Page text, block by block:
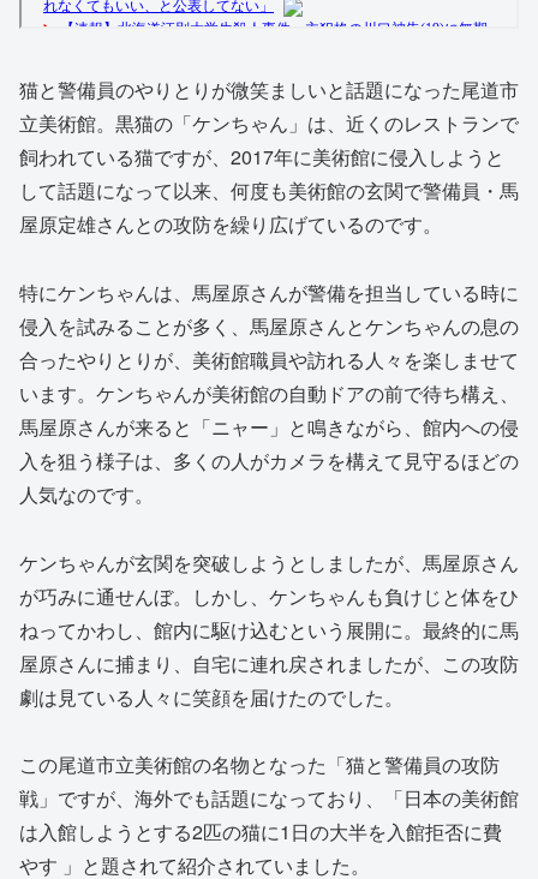
猫と警備員のやりとりが微笑ましいと話題になった尾道市
立美術館。黒猫の「ケンちゃん」は、近くのレストランで
飼われている猫ですが、2017年に美術館に侵入しようと
して話題になって以来、何度も美術館の玄関で警備員・馬
屋原定雄さんとの攻防を繰り広げているのです。
特にケンちゃんは、馬屋原さんが警備を担当している時に
侵入を試みることが多く、馬屋原さんとケンちゃんの息の
合ったやりとりが、美術館職員や訪れる人々を楽しませて
います。ケンちゃんが美術館の自動ドアの前で待ち構え、
馬屋原さんが来ると「ニャー」と鳴きながら、館内への侵
入を狙う様子は、多くの人がカメラを構えて見守るほどの
人気なのです。
ケンちゃんが玄関を突破しようとしましたが、馬屋原さん
が巧みに通せんぼ。しかし、ケンちゃんも負けじと体をひ
ねってかわし、館内に駆け込むという展開に。最終的に馬
屋原さんに捕まり、自宅に連れ戻されましたが、この攻防
劇は見ている人々に笑顔を届けたのでした。
この尾道市立美術館の名物となった「猫と警備員の攻防
戦」ですが、海外でも話題になっており、「日本の美術館
は入館しようとする2匹の猫に1日の大半を入館拒否に費
やす 」と題されて紹介されていました。